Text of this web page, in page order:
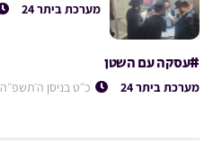
מערכת ביתר 24
#עסקה עם השטן
מערכת ביתר 24 כ״ט בניסן ה׳תשפ״ה